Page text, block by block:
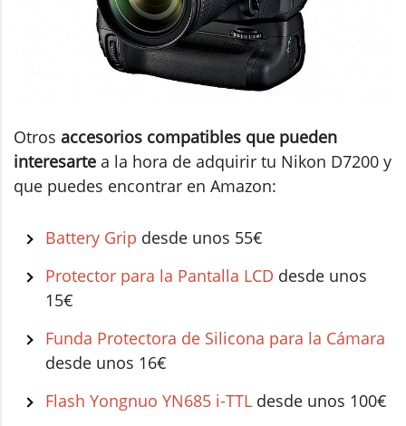
Otros accesorios compatibles que pueden
interesarte a la hora de adquirir tu Nikon D7200 y
que puedes encontrar en Amazon:
Battery Grip desde unos 55€
Protector para la Pantalla LCD desde unos
15€
Funda Protectora de Silicona para la Cámara
desde unos 16€
Flash Yongnuo YN685 i-TTL desde unos 100€